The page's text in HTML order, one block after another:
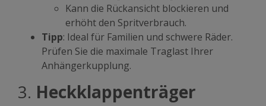
Kann die Rückansicht blockieren und
erhöht den Spritverbrauch.
Tipp: Ideal für Familien und schwere Räder.
Prüfen Sie die maximale Traglast Ihrer
Anhängerkupplung.
3. Heckklappenträger